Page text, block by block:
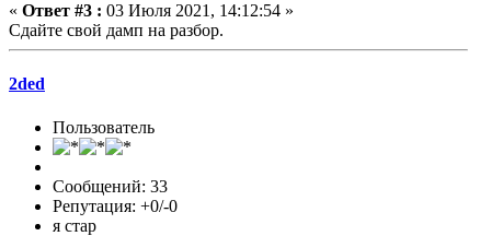
« Ответ #3 : 03 Июля 2021, 14:12:54 »
Сдайте свой дамп на разбор.
2ded
Пользователь
Сообщений: 33
Репутация: +0/-0
я стар